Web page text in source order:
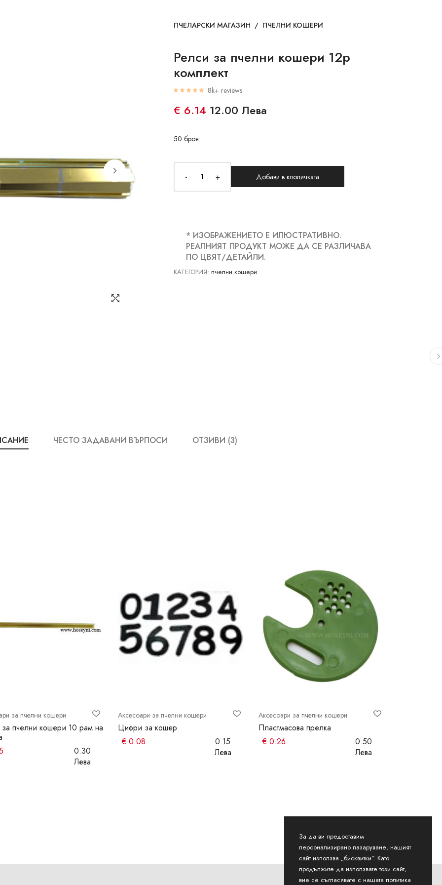
ПЧЕЛАРСКИ МАГАЗИН / ПЧЕЛНИ КОШЕРИ
Релси за пчелни кошери 12р
комплект
8k+ reviews
€ 6.14 12.00 Лева
50 броя
- + Добави в клоличката
* ИЗОБРАЖЕНИЕТО Е ИЛЮСТРАТИВНО.
РЕАЛНИЯТ ПРОДУКТ МОЖЕ ДА СЕ РАЗЛИЧАВА
ПО ЦВЯТ/ДЕТАЙЛИ.
КАТЕГОРИЯ: пчелни кошери
ЧЕСТО ЗАДАВАНИ ВЪРПОСИ ОТЗИВИ (3)
за пчелни кошери
пчелни кошери 10 рам на
0.30
Лева
Аксесоари за пчелни кошери
Цифри за кошер
€ 0.08
0.15
Лева
Аксесоари за пчелни кошери
Пластмасова прелка
€ 0.26
0.50
Лева
За да ви предоставим
персонализирано пазаруване, нашият
сайт използва „бисквитки“. Като
продължите да използвате този сайт,
вие се съгласявате с нашата политика